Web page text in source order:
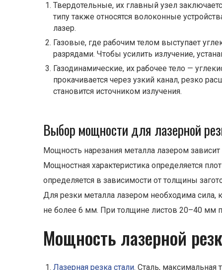
Твердотельные, их главный узел
типу также относятся волоконные
лазер.
Газовые, где рабочим телом выступает
разрядами. Чтобы усилить излучение,
Газодинамические, их рабочее тело —
прокачивается через узкий канал, резко
становится источником излучения.
Выбор мощности для лазерной
Мощность нарезания металла лазером
Мощностная характеристика определяется
определяется в зависимости от толщины
Для резки металла лазером необходима сила,
не более 6 мм. При толщине листов 20–40 мм
Мощность лазерной
Лазерная резка стали. Сталь,